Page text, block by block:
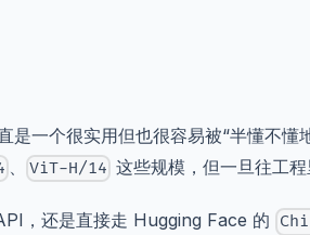
是一个很实用但也很容易被“半懂不
、 ViT-H/14 这些规模，但一旦往工
，还是直接走 Hugging Face 的